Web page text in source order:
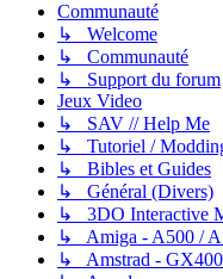
Communauté
↳ Welcome
↳ Communauté
↳ Support du forum
Jeux Video
↳ SAV // Help Me
↳ Tutoriel /
↳ Bibles et Guides
↳ Général (Divers)
↳ 3DO Interactive
↳ Amiga - A500 /
↳ Amstrad -